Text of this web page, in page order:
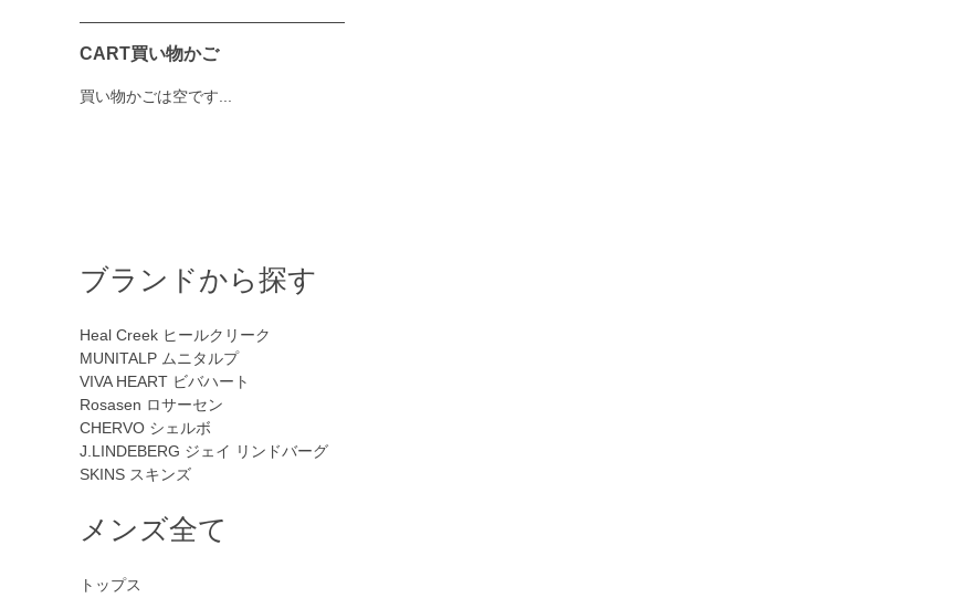
CART買い物かご
買い物かごは空です...
ブランドから探す
Heal Creek ヒールクリーク
MUNITALP ムニタルプ
VIVA HEART ビバハート
Rosasen ロサーセン
CHERVO シェルボ
J.LINDEBERG ジェイ リンドバーグ
SKINS スキンズ
メンズ全て
トップス